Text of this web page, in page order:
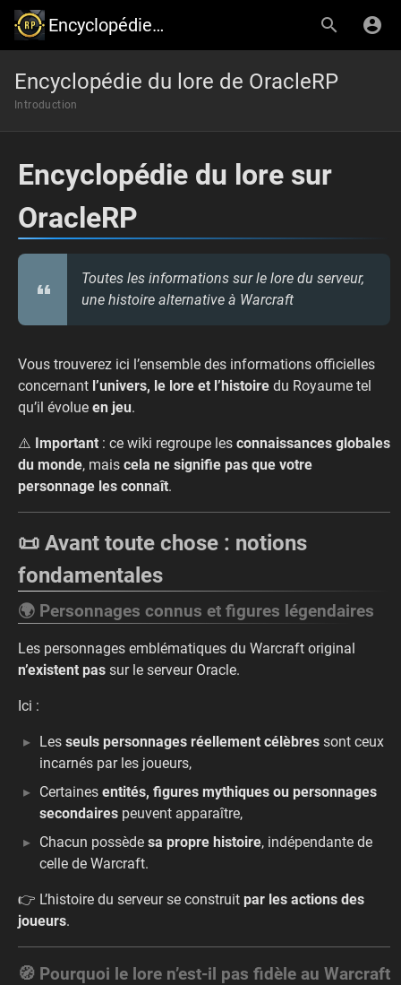
Encyclopédie Lore - OracleRP
Encyclopédie du lore de OracleRP
Introduction
Encyclopédie du lore sur
OracleRP
Toutes les informations sur le lore du serveur,
une histoire alternative à Warcraft
Vous trouverez ici l’ensemble des informations officielles
concernant l’univers, le lore et l’histoire du Royaume tel
qu’il évolue en jeu.
⚠️ Important : ce wiki regroupe les connaissances globales
du monde, mais cela ne signifie pas que votre
personnage les connaît.
📜 Avant toute chose : notions
fondamentales
🌍 Personnages connus et figures légendaires
Les personnages emblématiques du Warcraft original
n’existent pas sur le serveur Oracle.
Ici :
Les seuls personnages réellement célèbres sont ceux
incarnés par les joueurs,
Certaines entités, figures mythiques ou personnages
secondaires peuvent apparaître,
Chacun possède sa propre histoire, indépendante de
celle de Warcraft.
👉 L’histoire du serveur se construit par les actions des
joueurs.
🧭 Pourquoi le lore n’est-il pas fidèle au Warcraft